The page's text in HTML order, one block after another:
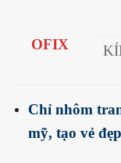
OFIX
Chỉ nhôm
mỹ, tạo vẻ